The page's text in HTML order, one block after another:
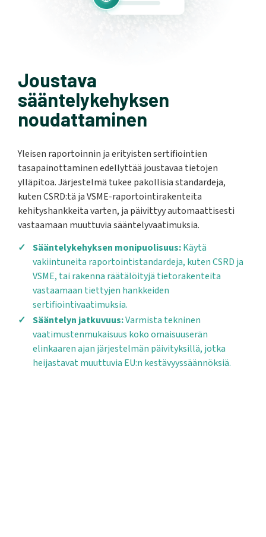
Joustava
sääntelykehyksen
noudattaminen
Yleisen raportoinnin ja erityisten sertifiointien
tasapainottaminen edellyttää joustavaa tietojen
ylläpitoa. Järjestelmä tukee pakollisia standardeja,
kuten CSRD:tä ja VSME-raportointirakenteita
kehityshankkeita varten, ja päivittyy automaattisesti
vastaamaan muuttuvia sääntelyvaatimuksia.
Sääntelykehyksen monipuolisuus:Käytä
vakiintuneita raportointistandardeja, kuten CSRD ja
VSME, tai rakenna räätälöityjä tietorakenteita
vastaamaan tiettyjen hankkeiden
sertifiointivaatimuksia.
Sääntelyn jatkuvuus:Varmista tekninen
vaatimustenmukaisuus koko omaisuuserän
elinkaaren ajan järjestelmän päivityksillä, jotka
heijastavat muuttuvia EU:n kestävyyssäännöksiä.